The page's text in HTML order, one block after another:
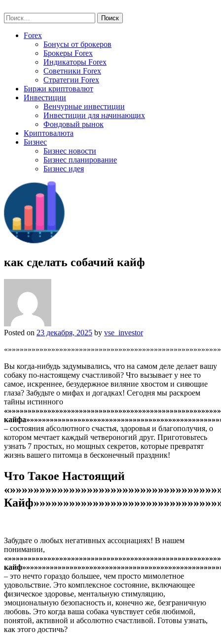
to
content
Найти:
Forex
Бонусы от брокеров
Брокеры Forex
Индикаторы Forex
Советники Forex
Стратегии Forex
Биржи криптовалют
Инвестиции
Венчурные инвестиции
Инвестиции для начинающих
Фондовый рынок
Криптовалюта
Бизнес
Бизнес новости
Бизнес планирование
Бизнес идея
как сделать собачий кайф
Posted on 23 декабря, 2025 by vse_investor
Вы когда-нибудь задумывались, что на самом деле делает вашу
собаку по-настоящему счастливой? Что вызывает у нее то
самое, искреннее, безудержное виляние хвостом и сияющие
глаза? Забудьте о мифах и догадках! Сегодня мы раскроем
тайны истинного
– состояния абсолютного счастья, здоровья и благополучия, о
котором мечтает каждый четвероногий друг. Приготовьтесь
узнать 7 простых, но мощных секретов, которые превратят
жизнь вашего питомца в бесконечный праздник!
Что Такое Настоящий
Забудьте о любых негативных ассоциациях! В нашем
понимании,
– это нечто гораздо большее, чем просто мимолетное
удовольствие. Это комплексное состояние, включающее
физическое здоровье, ментальную стимуляцию,
эмоциональную безопасность и, конечно же, безграничную
любовь. Это когда ваша собака чувствует себя любимой,
понятой, активной и абсолютно счастливой. Готовы узнать,
как этого достичь?